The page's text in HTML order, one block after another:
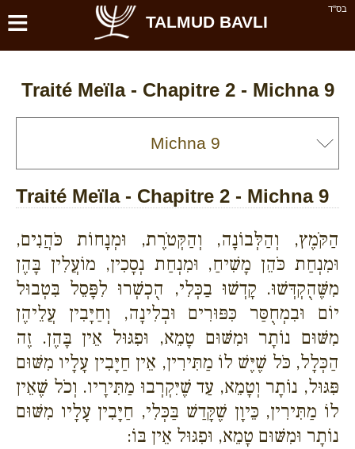
בס''ד ≡ TALMUD BAVLI
Traité Meïla - Chapitre 2 - Michna 9
Traité Meïla - Chapitre 2 - Michna 9
הַקֹּמֶץ, וְהַלְּבוֹנָה, וְהַקְּטֹרֶת, וּמְנָחוֹת כֹּהֲנִים,
וּמִנְחַת כֹּהֵן מָשִׁיחַ, וּמִנְחַת נְסָכִין, מוֹעֲלִין בָּהֶן
מִשֶּׁהֻקְדְּשׁוּ. קָדְשׁוּ בַכְּלִי, הֻכְשְׁרוּ לִפָּסֵל בִּטְבוּל
יוֹם וּבִמְחֻסַּר כִּפּוּרִים וּבְלִינָה, וְחַיָּבִין עֲלֵיהֶן
מִשּׁוּם נוֹתָר וּמִשּׁוּם טָמֵא, וּפִגּוּל אֵין בָּהֶן. זֶה
הַכְּלָל, כֹּל שֶׁיֶּשׁ לוֹ מַתִּירִין, אֵין חַיָּבִין עָלָיו מִשּׁוּם
פִּגּוּל, נוֹתָר וְטָמֵא, עַד שֶׁיִּקְרְבוּ מַתִּירָיו. וְכֹל שֶׁאֵין
לוֹ מַתִּירִין, כֵּיוָן שֶׁקָּדַשׁ בַּכְּלִי, חַיָּבִין עָלָיו מִשּׁוּם
נוֹתָר וּמִשּׁוּם טָמֵא, וּפִגּוּל אֵין בּוֹ: